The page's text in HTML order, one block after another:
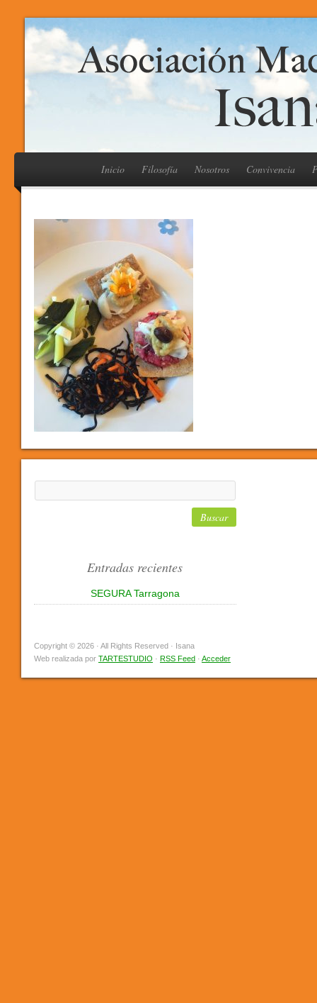
Inicio Filosofía Nosotros Convivencia
Entradas recientes
SEGURA Tarragona
Copyright © 2026 · All Rights Reserved · Isana
Web realizada por TARTESTUDIO · RSS Feed · Acceder